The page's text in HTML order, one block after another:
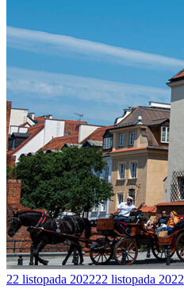
Opublikowane
22 listopada 202222 listopada 2022